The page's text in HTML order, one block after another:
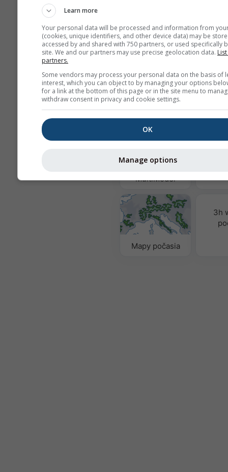
zásadách ochrany súkromia
.
služieb meteoblue súhlasíte s
obchodnými podmienkami . Vašu
službami meteoblue.
Viac meteorologických
MultiModel
Mapy počasia
3h
Learn more
Your personal data will be processed and information from
(cookies, unique identifiers, and other device data) may be
accessed by and shared with 750 partners, or used specifically
site. We and our partners may use precise geolocation data.
partners.
Some vendors may process your personal data on the basis of
interest, which you can object to by managing your options
for a link at the bottom of this page or in the site menu to
withdraw consent in privacy and cookie settings.
OK
Manage options